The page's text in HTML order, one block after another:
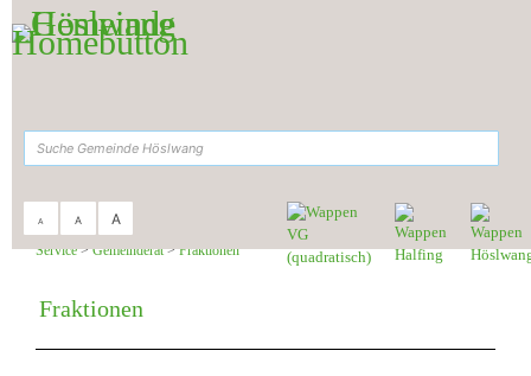
Zum Inhalt, zur Navigation
A A A
Rathaus &
Service>Gemeinderat>Fraktionen
Fraktionen